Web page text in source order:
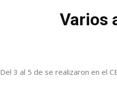
Varios
Del 3 al 5 de se realizaron en el